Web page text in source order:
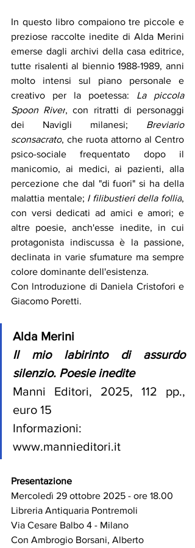
In questo libro compaiono tre piccole e
preziose raccolte inedite di Alda Merini
emerse dagli archivi della casa editrice,
tutte risalenti al biennio 1988-1989, anni
molto intensi sul piano personale e
creativo per la poetessa: La piccola
Spoon River, con ritratti di personaggi
dei Navigli milanesi; Breviario
sconsacrato, che ruota attorno al Centro
psico-sociale frequentato dopo il
manicomio, ai medici, ai pazienti, alla
percezione che dal "di fuori" si ha della
malattia mentale; I filibustieri della follia,
con versi dedicati ad amici e amori; e
altre poesie, anch'esse inedite, in cui
protagonista indiscussa è la passione,
declinata in varie sfumature ma sempre
colore dominante dell'esistenza.
Con lntroduzione di Daniela Cristofori e
Giacomo Poretti.
Alda Merini
Il mio labirinto di assurdo
silenzio. Poesie inedite
Manni Editori, 2025, 112 pp.,
euro 15
www.mannieditori.it
Presentazione
Mercoledì 29 ottobre 2025 - ore 18.00
Libreria Antiquaria Pontremoli
Via Cesare Balbo 4 - Milano
Con Ambrogio Borsani, Alberto